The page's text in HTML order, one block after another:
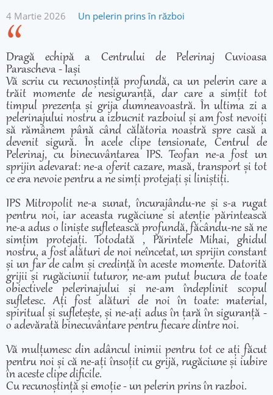
4 Martie 2026 Un pelerin prins în război
Dragă echipă a Centrului de Pelerinaj Cuvioasa
Parascheva - Iași
Vă scriu cu recunoștință profundă, ca un pelerin care a
trăit momente de nesiguranță, dar care a simțit tot
timpul prezența și grija dumneavoastră. În ultima zi a
pelerinajului nostru a izbucnit razboiul și am fost nevoiți
să rămânem până când călătoria noastră spre casă a
devenit sigură. În acele clipe tensionate, Centrul de
Pelerinaj, cu binecuvântarea IPS. Teofan ne-a fost un
sprijin adevarat: ne-a oferit cazare, masă, transport și tot
ce era nevoie pentru a ne simți protejați și liniștiți.
IPS Mitropolit ne-a sunat, încurajându-ne și s-a rugat
pentru noi, iar aceasta rugăciune si atenție părintească
ne-a adus o liniște sufletească profundă, făcându-ne să ne
simțim protejați. Totodată , Părintele Mihai, ghidul
nostru, a fost alături de noi neîncetat, un sprijin constant
și un far de calm și credință în aceste momente. Datorită
grijii și rugăciunii tuturor, ne-am putut bucura de toate
obiectivele pelerinajului și ne-am îndeplinit scopul
sufletesc. Ați fost alături de noi în toate: material,
spiritual și sufletește, și ne-ați adus în țară în siguranță -
o adevărată binecuvântare pentru fiecare dintre noi.
Vă mulțumesc din adâncul inimii pentru tot ce ați făcut
pentru noi și că ne-ați însoțit cu grijă, rugăciune și iubire
în aceste clipe dificile.
Cu recunoștință și emoție - un pelerin prins în razboi.